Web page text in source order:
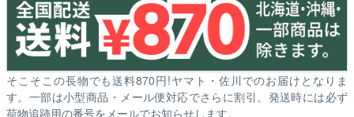
そこそこの長物でも送料870円!ヤマト・佐川でのお届けとなりま
す。一部は小型商品・メール便対応でさらに割引。発送時には必ず
荷物追跡用の番号をメールでお知らせします。